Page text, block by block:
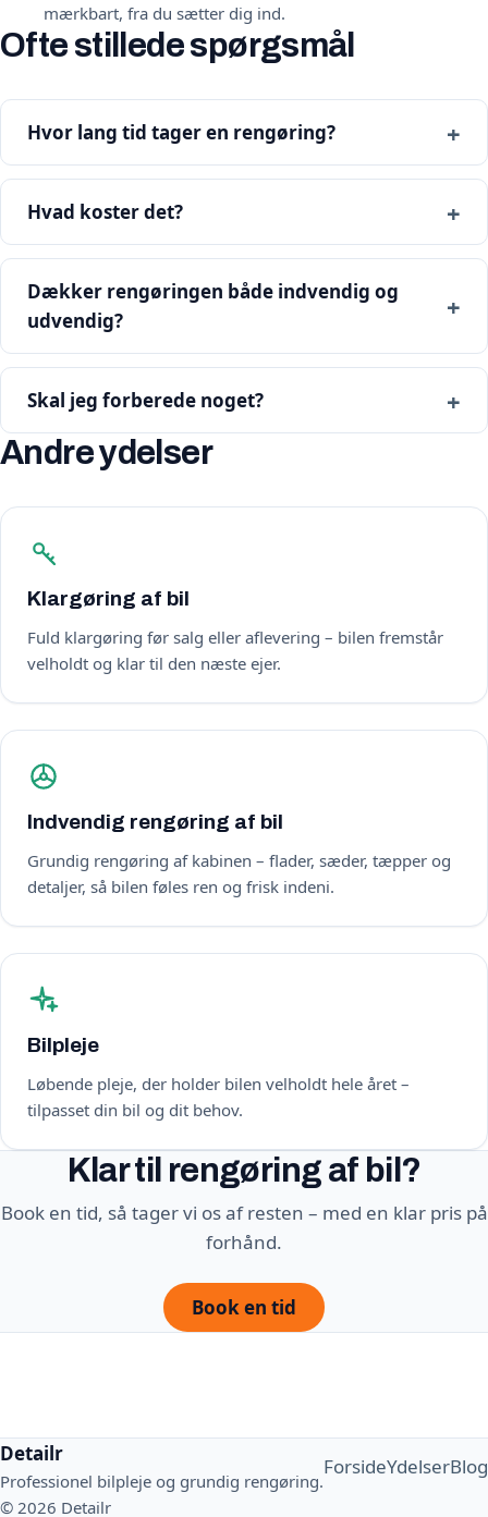
mærkbart, fra du sætter dig ind.
Ofte stillede spørgsmål
Hvor lang tid tager en rengøring?
Hvad koster det?
Dækker rengøringen både indvendig og
udvendig?
Skal jeg forberede noget?
Andre ydelser
Klargøring af bil
Fuld klargøring før salg eller aflevering – bilen fremstår
velholdt og klar til den næste ejer.
Indvendig rengøring af bil
Grundig rengøring af kabinen – flader, sæder, tæpper og
detaljer, så bilen føles ren og frisk indeni.
Bilpleje
Løbende pleje, der holder bilen velholdt hele året –
tilpasset din bil og dit behov.
Klar til rengøring af bil?
Book en tid, så tager vi os af resten – med en klar pris på
forhånd.
Book en tid
Detailr
Professionel bilpleje og grundig rengøring.
ForsideYdelserBlog
© 2026 Detailr